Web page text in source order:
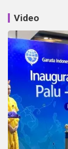
Video